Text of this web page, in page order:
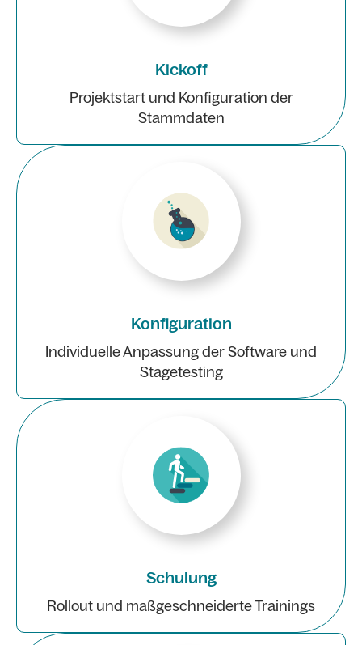
Kickoff
Projektstart und Konfiguration der
Stammdaten
Konfiguration
Individuelle Anpassung der Software und
Stagetesting
Schulung
Rollout und maßgeschneiderte Trainings